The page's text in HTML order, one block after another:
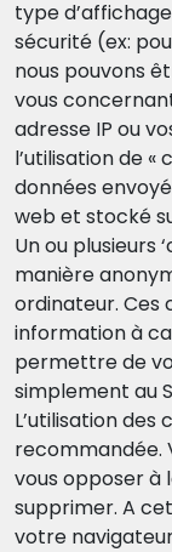
type
sécurité (ex:
nous pouvons
vous
adresse IP ou
l’utilisation de «
données
web et stocké
Un ou plusieurs
manière
ordinateur. Ces
information à
permettre de
simplement au
L’utilisation des
recommandée.
vous opposer à
supprimer. A
votre